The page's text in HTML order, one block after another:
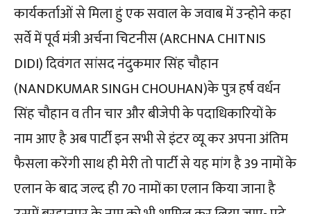
कार्यकर्ताओं से मिला हुं एक सवाल के जवाब में उन्होने कहा
सर्वे में पूर्व मंत्री अर्चना चिटनीस (ARCHNA CHITNIS
DIDI) दिवंगत सांसद नंदुकमार सिंह चौहान
(NANDKUMAR SINGH CHOUHAN)के पुत्र हर्ष वर्धन
सिंह चौहान व तीन चार और बीजेपी के पदाधिकारियों के
नाम आए है अब पार्टी इन सभी से इंटर व्यू कर अपना अंतिम
फैसला करेंगी साथ ही मेरी तो पार्टी से यह मांग है 39 नामों के
एलान के बाद जल्द ही 70 नामों का एलान किया जाना है